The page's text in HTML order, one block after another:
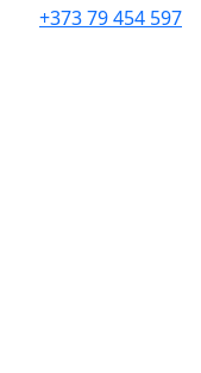
+373 79 454 597